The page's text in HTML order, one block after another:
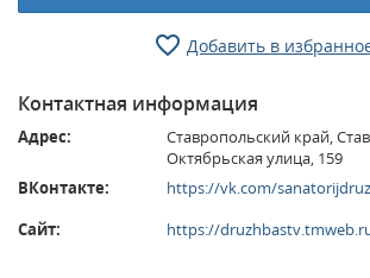
Добавить в
Контактная информация
Адрес:
Ставропольский край,
Октябрьская улица, 159
ВКонтакте:
https://vk.com/
Сайт:
https://